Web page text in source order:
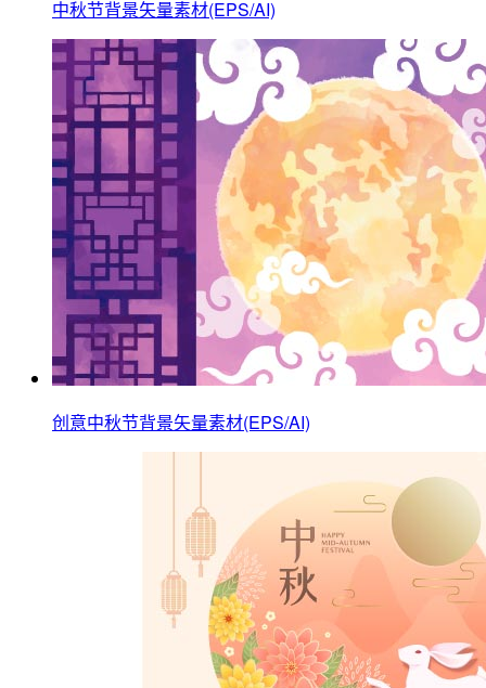
中秋节背景矢量素材(EPS/AI)
创意中秋节背景矢量素材(EPS/AI)